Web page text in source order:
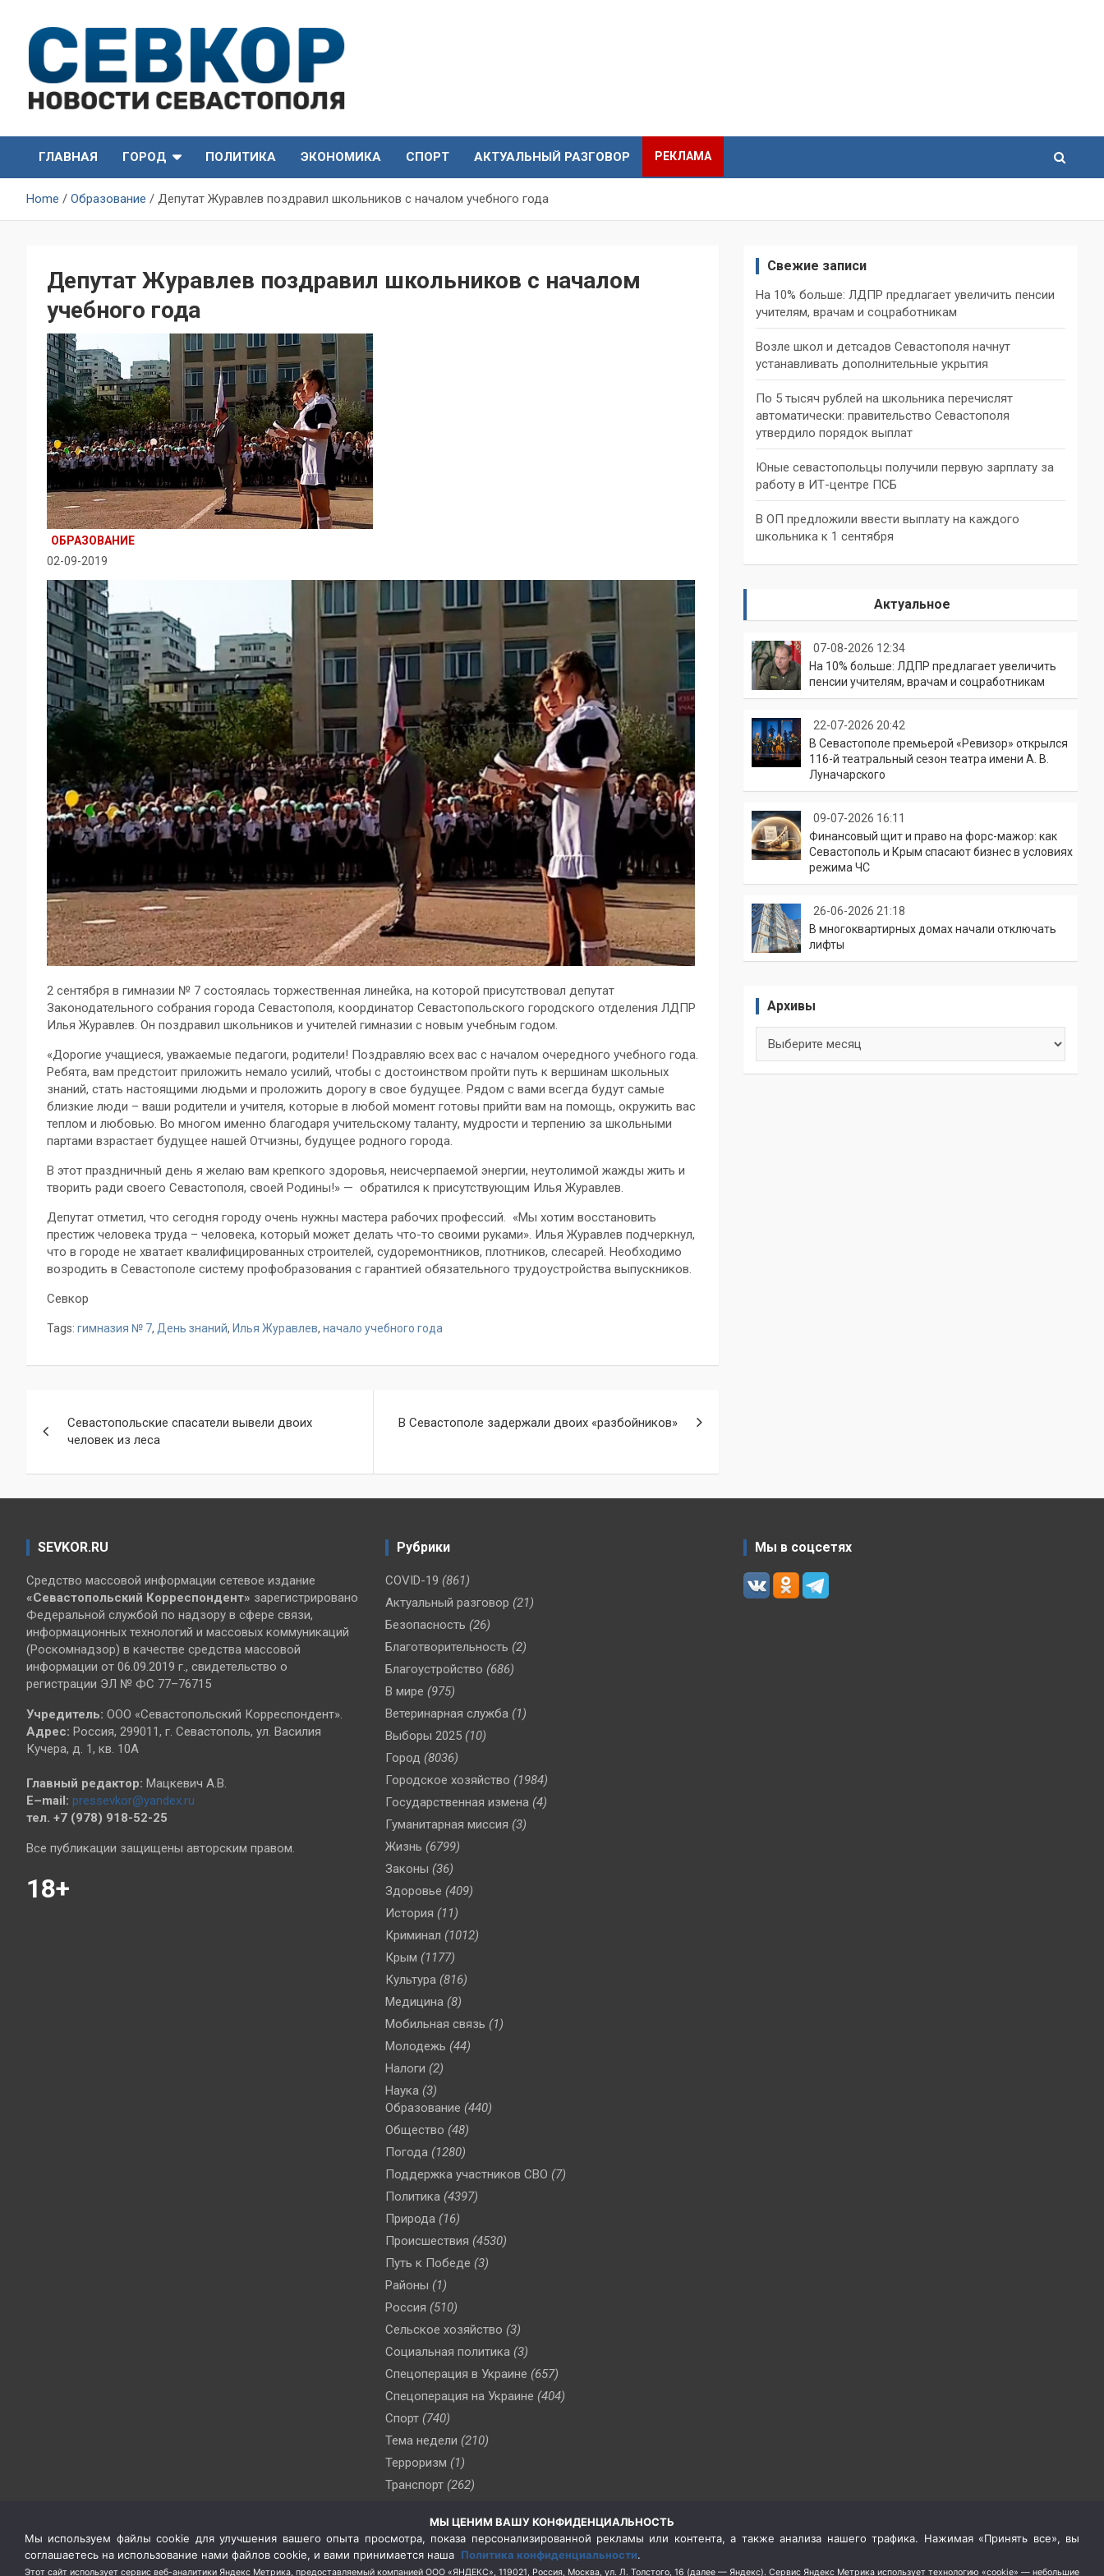
content
СевКор — Новости
Севастополя
Севастополя
ГЛАВНАЯ
ГОРОД ПОЛИТИКА ЭКОНОМИКА СПОРТ АКТУАЛЬНЫЙ РАЗГОВОР РЕКЛАМА
Home Образование Депутат Журавлев поздравил школьников с началом учебного года
Депутат Журавлев поздравил школьников с началом
учебного года
ОБРАЗОВАНИЕ
02-09-2019
2 сентября в гимназии № 7 состоялась торжественная линейка, на которой присутствовал депутат
Законодательного собрания города Севастополя, координатор Севастопольского городского отделения ЛДПР
Илья Журавлев. Он поздравил школьников и учителей гимназии с новым учебным годом.
«Дорогие учащиеся, уважаемые педагоги, родители! Поздравляю всех вас с началом очередного учебного года.
Ребята, вам предстоит приложить немало усилий, чтобы с достоинством пройти путь к вершинам школьных
знаний, стать настоящими людьми и проложить дорогу в свое будущее. Рядом с вами всегда будут самые
близкие люди – ваши родители и учителя, которые в любой момент готовы прийти вам на помощь, окружить вас
теплом и любовью. Во многом именно благодаря учительскому таланту, мудрости и терпению за школьными
партами взрастает будущее нашей Отчизны, будущее родного города.
В этот праздничный день я желаю вам крепкого здоровья, неисчерпаемой энергии, неутолимой жажды жить и
творить ради своего Севастополя, своей Родины!» — обратился к присутствующим Илья Журавлев.
Депутат отметил, что сегодня городу очень нужны мастера рабочих профессий. «Мы хотим восстановить
престиж человека труда – человека, который может делать что-то своими руками». Илья Журавлев подчеркнул,
что в городе не хватает квалифицированных строителей, судоремонтников, плотников, слесарей. Необходимо
возродить в Севастополе систему профобразования с гарантией обязательного трудоустройства выпускников.
Севкор
Tags: гимназия № 7, День знаний, Илья Журавлев, начало учебного года
по
записям
Севастопольские спасатели вывели двоих
человек из леса
В Севастополе задержали двоих «разбойников»
Свежие записи
На 10% больше: ЛДПР предлагает увеличить пенсии
учителям, врачам и соцработникам
Возле школ и детсадов Севастополя начнут
устанавливать дополнительные укрытия
По 5 тысяч рублей на школьника перечислят
автоматически: правительство Севастополя
утвердило порядок выплат
Юные севастопольцы получили первую зарплату за
работу в ИТ-центре ПСБ
В ОП предложили ввести выплату на каждого
школьника к 1 сентября
Актуальное
07-08-2026 12:34
На 10% больше: ЛДПР предлагает увеличить
пенсии учителям, врачам и соцработникам
22-07-2026 20:42
В Севастополе премьерой «Ревизор» открылся
116-й театральный сезон театра имени А. В.
Луначарского
09-07-2026 16:11
Финансовый щит и право на форс-мажор: как
Севастополь и Крым спасают бизнес в условиях
режима ЧС
26-06-2026 21:18
В многоквартирных домах начали отключать
лифты
Архивы
SEVKOR.RU
Средство массовой информации сетевое издание
«Севастопольский Корреспондент» зарегистрировано
Федеральной службой по надзору в сфере связи,
информационных технологий и массовых коммуникаций
(Роскомнадзор) в качестве средства массовой
информации от 06.09.2019 г., свидетельство о
регистрации ЭЛ № ФС 77–76715
Учредитель: ООО «Севастопольский Корреспондент».
Адрес: Россия, 299011, г. Севастополь, ул. Василия
Кучера, д. 1, кв. 10А
Главный редактор: Мацкевич А.В.
E–mail: pressevkor@yandex.ru
тел. +7 (978) 918-52-25
Все публикации защищены авторским правом.
18+
Рубрики
COVID-19 (861)
Актуальный разговор (21)
Безопасность (26)
Благотворительность (2)
Благоустройство (686)
В мире (975)
Ветеринарная служба (1)
Выборы 2025 (10)
Город (8036)
Городское хозяйство (1984)
Государственная измена (4)
Гуманитарная миссия (3)
Жизнь (6799)
Законы (36)
Здоровье (409)
История (11)
Криминал (1012)
Крым (1177)
Культура (816)
Медицина (8)
Мобильная связь (1)
Молодежь (44)
Налоги (2)
Наука (3)
Образование (440)
Общество (48)
Погода (1280)
Поддержка участников СВО (7)
Политика (4397)
Природа (16)
Происшествия (4530)
Путь к Победе (3)
Районы (1)
Россия (510)
Сельское хозяйство (3)
Социальная политика (3)
Спецоперация в Украине (657)
Спецоперация на Украине (404)
Спорт (740)
Тема недели (210)
Терроризм (1)
Транспорт (262)
(76)
Цены (2)
Мы в соцсетях
МЫ ЦЕНИМ ВАШУ КОНФИДЕНЦИАЛЬНОСТЬ
Мы используем файлы cookie для улучшения вашего опыта просмотра, показа персонализированной рекламы или контента, а также анализа нашего трафика. Нажимая «Принять все», вы
соглашаетесь на использование нами файлов cookie, и вами принимается наша Политика конфиденциальности.
Этот сайт использует сервис веб-аналитики Яндекс Метрика, предоставляемый компанией ООО «ЯНДЕКС», 119021, Россия, Москва, ул. Л. Толстого, 16 (далее — Яндекс). Сервис Яндекс Метрика использует технологию «cookie» — небольшие